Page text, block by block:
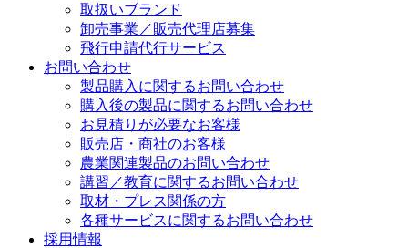
取扱いブランド
卸売事業／販売代理店募集
飛行申請代行サービス
お問い合わせ
製品購入に関するお問い合わせ
購入後の製品に関するお問い合わせ
お見積りが必要なお客様
販売店・商社のお客様
農業関連製品のお問い合わせ
講習／教育に関するお問い合わせ
取材・プレス関係の方
各種サービスに関するお問い合わせ
採用情報